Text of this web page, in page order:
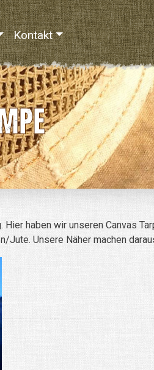
Kontakt
haben wir unseren Canvas
Unsere Näher machen